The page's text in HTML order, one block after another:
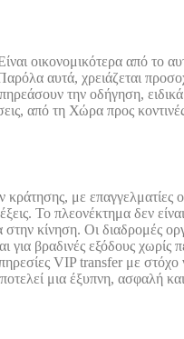
οικονομικότερα από το
αυτά, χρειάζεται
την οδήγηση,
από τη Χώρα προς
κράτησης, με επαγγελματίες
Το πλεονέκτημα δεν
στην κίνηση. Οι διαδρομές
βραδινές εξόδους χωρίς
VIP transfer με στόχο
μια έξυπνη, ασφαλή και